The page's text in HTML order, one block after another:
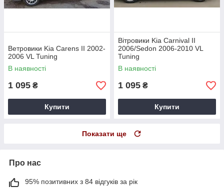
Ветровики Kia Carens II 2002-
2006 VL Tuning
В наявності
1 095 ₴
Купити
Вітровики Kia Carnival II
2006/Sedon 2006-2010 VL
Tuning
В наявності
1 095 ₴
Купити
Показати ще
Про нас
95% позитивних з 84 відгуків за рік